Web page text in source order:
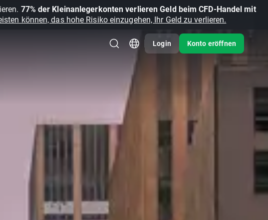
77% der Kleinanlegerkonten verlieren Geld beim CFD-Handel mit
können, das hohe Risiko einzugehen, Ihr Geld zu verlieren.
Login Konto eröffnen